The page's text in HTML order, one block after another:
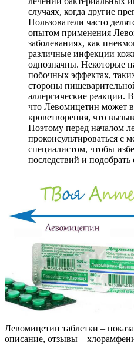
случаях, когда другие
Пользователи часто
опытом применения
заболеваниях, как
различные инфекции
однозначны. Некоторые
побочных эффектах,
стороны
аллергические реакции.
что Левомицетин может
кроветворения, что
Поэтому перед началом
проконсультироваться с
специалистом, чтобы
последствий и
Левомицетин таблетки –
описание, отзывы –